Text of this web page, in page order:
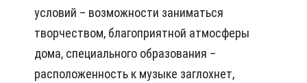
условий – возможности заниматься
творчеством, благоприятной атмосферы
дома, специального образования –
расположенность к музыке заглохнет,